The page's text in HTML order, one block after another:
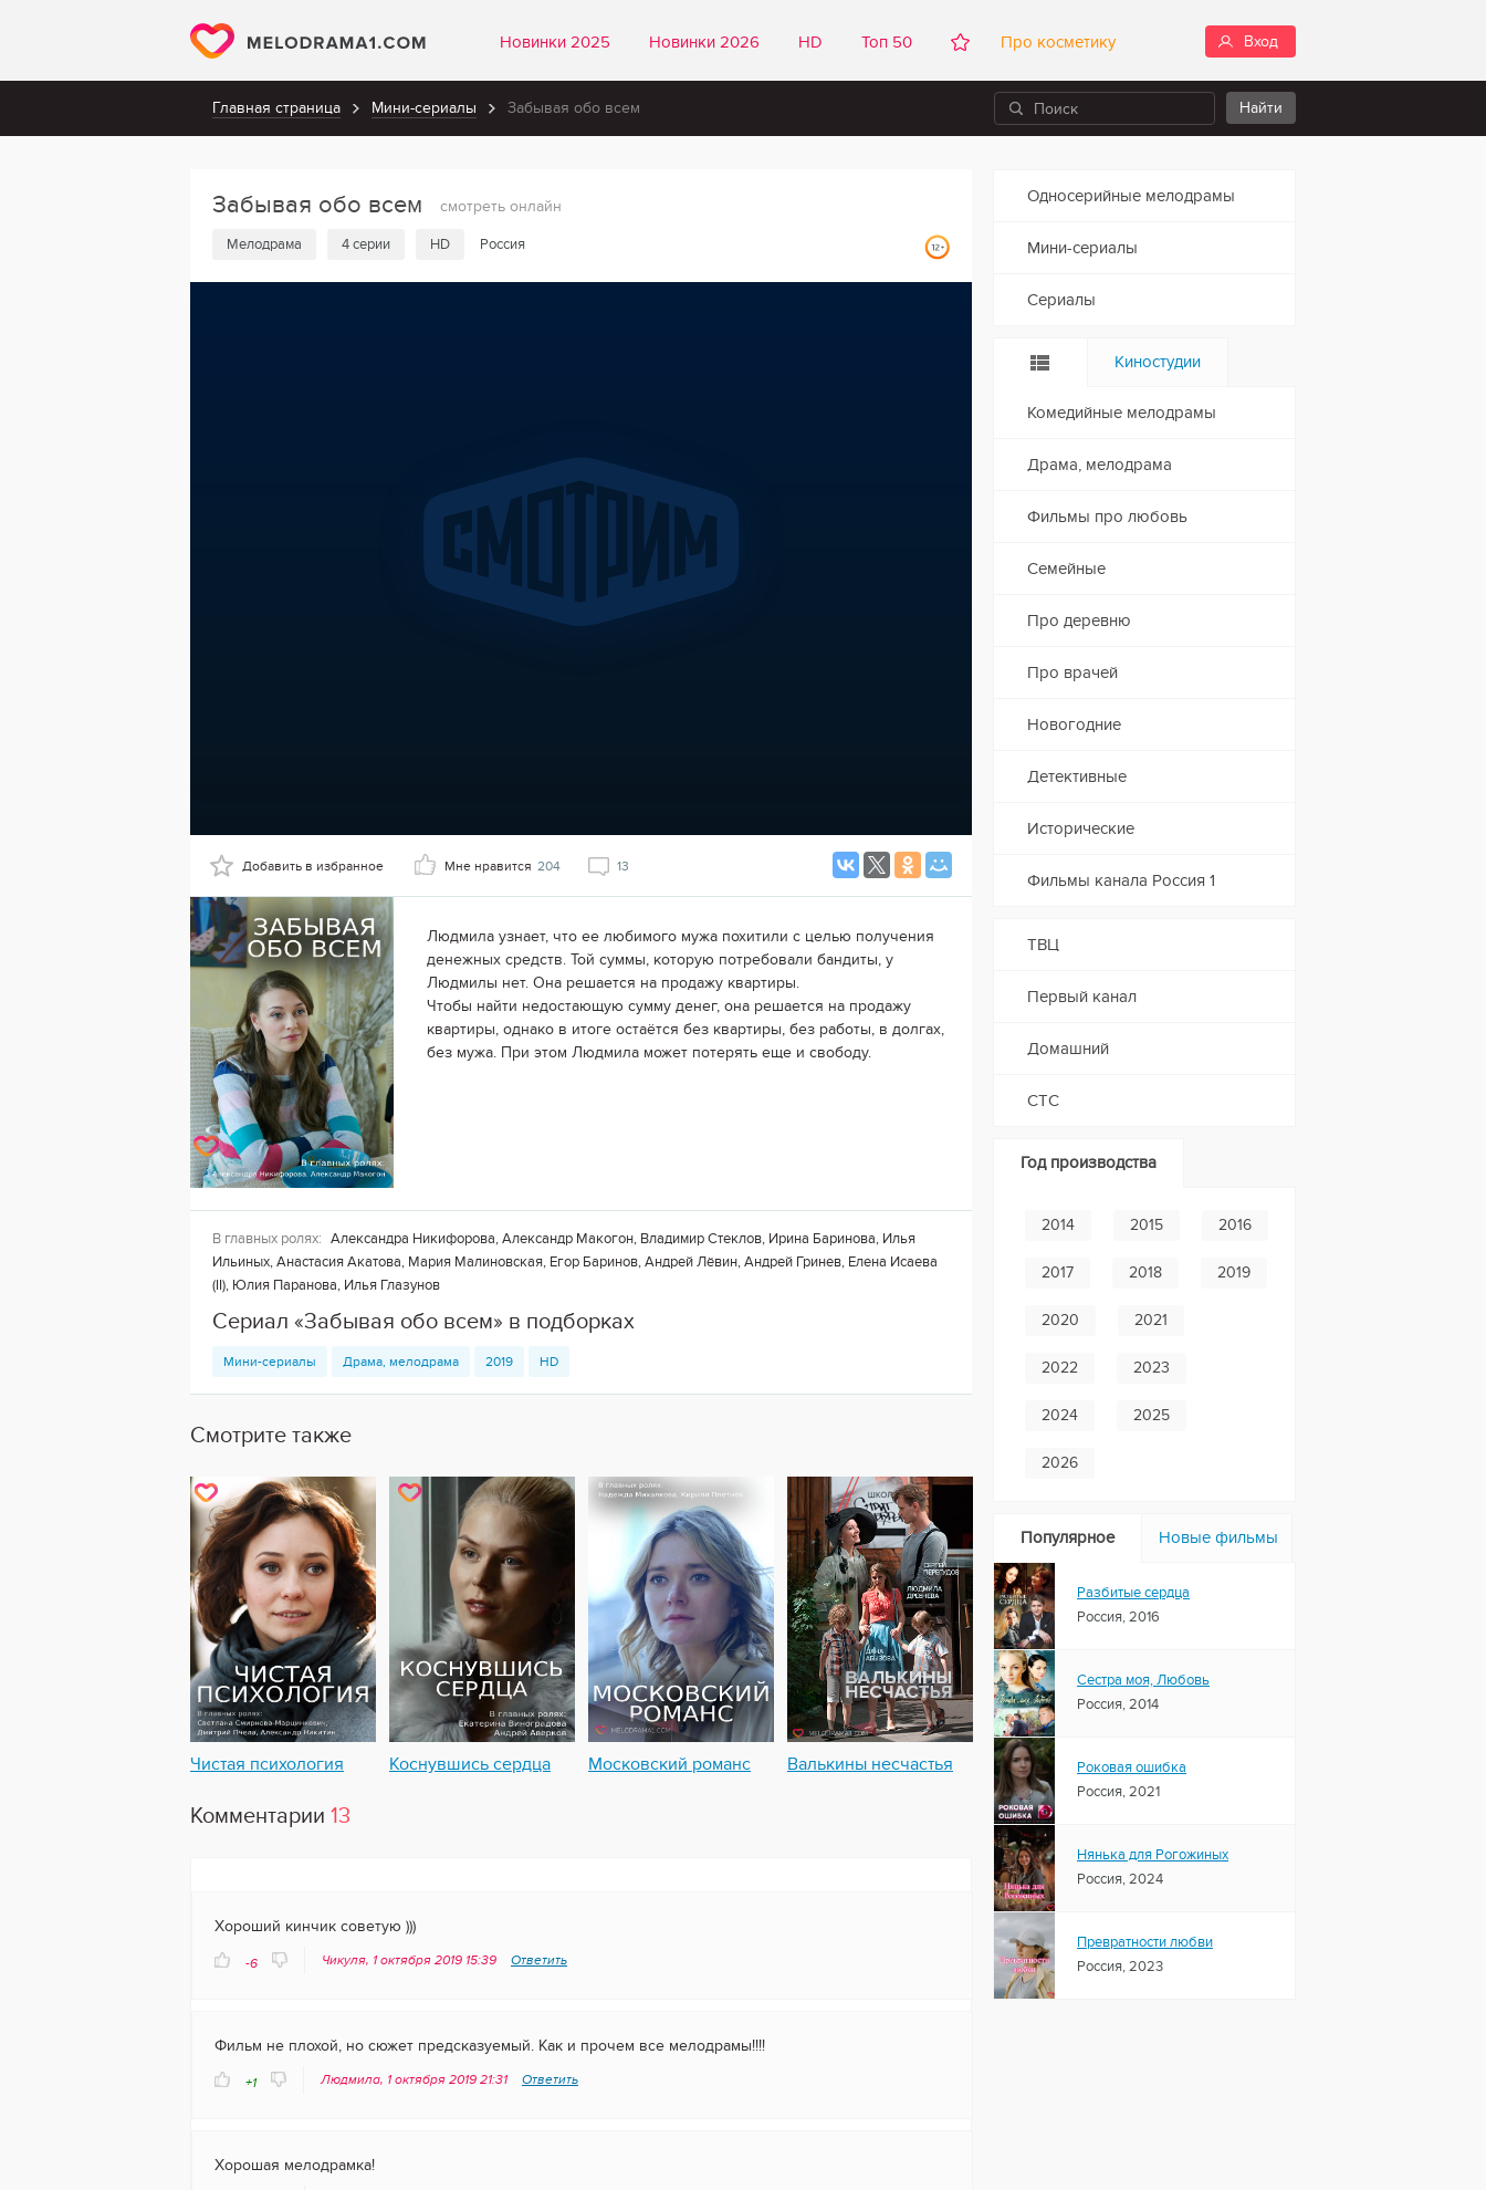
Новинки 2025 Новинки 2026 HD Топ 50 Про косметику Вход
Главная страница Мини-сериалы Забывая обо всем
Забывая обо всем смотреть онлайн
Мелодрама 4 серии HD Россия
Добавить в избранное Мне нравится 204 13
Людмила узнает, что ее любимого мужа похитили с целью получения
денежных средств. Той суммы, которую потребовали бандиты, у
Людмилы нет. Она решается на продажу квартиры.
Чтобы найти недостающую сумму денег, она решается на продажу
квартиры, однако в итоге остаётся без квартиры, без работы, в долгах,
без мужа. При этом Людмила может потерять еще и свободу.
В главных ролях: Александра Никифорова, Александр Макогон, Владимир Стеклов, Ирина Баринова, Илья
Ильиных, Анастасия Акатова, Мария Малиновская, Егор Баринов, Андрей Лёвин, Андрей Гринев, Елена Исаева
(II), Юлия Паранова, Илья Глазунов
Сериал «Забывая обо всем» в подборках
Мини-сериалы Драма, мелодрама 2019 HD
Смотрите также
Чистая психология Коснувшись сердца Московский романс Валькины несчастья
Комментарии 13
Хороший кинчик советую )))
-6 Чикуля, 1 октября 2019 15:39 Ответить
Фильм не плохой, но сюжет предсказуемый. Как и прочем все мелодрамы!!!!
+1 Людмила, 1 октября 2019 21:31 Ответить
Хорошая мелодрамка!
Односерийные мелодрамы
Мини-сериалы
Сериалы
Киностудии
Комедийные мелодрамы
Драма, мелодрама
Фильмы про любовь
Семейные
Про деревню
Про врачей
Новогодние
Детективные
Исторические
Фильмы канала Россия 1
ТВЦ
Первый канал
Домашний
СТС
Год производства
2014 2015 2016
2017 2018 2019
2020 2021
2022 2023
2024 2025
2026
Популярное Новые фильмы
Разбитые сердца
Россия, 2016
Сестра моя, Любовь
Россия, 2014
Роковая ошибка
Россия, 2021
Нянька для Рогожиных
Россия, 2024
Превратности любви
Россия, 2023